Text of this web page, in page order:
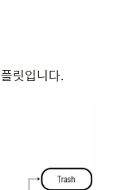
릿입니다.